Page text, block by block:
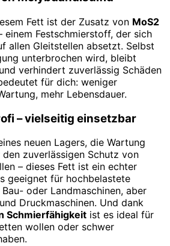
Fett ist der Zusatz von MoS2
einem Festschmierstoff, der sich
allen Gleitstellen absetzt. Selbst
unterbrochen wird, bleibt
verhindert zuverlässig Schäden
für dich: weniger
mehr Lebensdauer.
– vielseitig einsetzbar
neuen Lagers, die Wartung
zuverlässigen Schutz von
– dieses Fett ist ein echter
geeignet für hochbelastete
oder Landmaschinen, aber
Druckmaschinen. Und dank
Schmierfähigkeit ist es ideal für
wollen oder schwer